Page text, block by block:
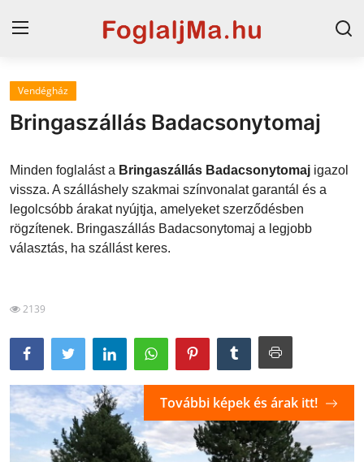
Horvát tengerpart
Magyarország
Horvátország
Szállások a Balatonon
Blog
Vendégház
Bringaszállás Badacsonytomaj
Minden foglalást a Bringaszállás Badacsonytomaj igazol
vissza. A szálláshely szakmai színvonalat garantál és a
legolcsóbb árakat nyújtja, amelyeket szerződésben
rögzítenek. Bringaszállás Badacsonytomaj a legjobb
választás, ha szállást keres.
2139
További képek és árak itt!